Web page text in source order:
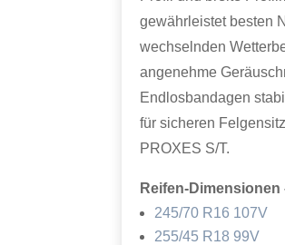
gewährleistet besten
wechselnden
angenehme
Endlosbandagen
für sicheren
PROXES S/T.
Reifen-
245/70 R16 107V
255/45 R18 99V